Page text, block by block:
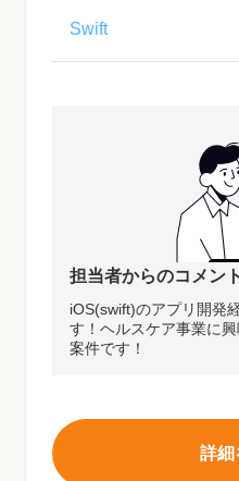
Swift
担当者からのコメント
iOS(swift)のアプリ開発
す！ヘルスケア事業に
案件です！
詳細